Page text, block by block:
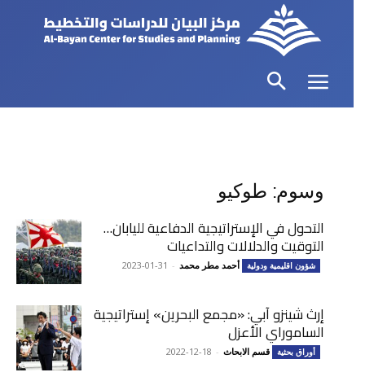
وسوم: طوكيو
التحول في الإستراتيجية الدفاعية لليابان…
التوقيت والدلالات والتداعيات
شؤون اقليمية ودولية أحمد مطر محمد -
2023-01-31
إرث شينزو آبي: «مجمع البحرين» إستراتيجية
الساموراي الأعزل
أوراق بحثية قسم الابحاث -
2022-12-18